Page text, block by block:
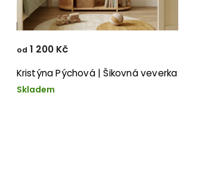
Kristýna Pýchová | Šikovná veverka
Skladem
od 1 200 Kč